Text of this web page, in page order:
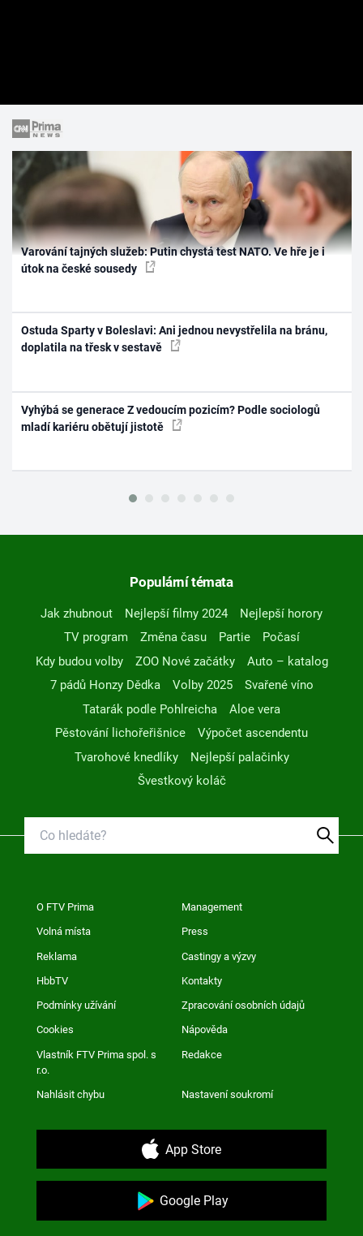
Varování tajných služeb: Putin chystá test NATO. Ve hře je i
útok na české sousedy
Ostuda Sparty v Boleslavi: Ani jednou nevystřelila na bránu,
doplatila na třesk v sestavě
Vyhýbá se generace Z vedoucím pozicím? Podle sociologů
mladí kariéru obětují jistotě
Populární témata
Jak zhubnout Nejlepší filmy 2024
Nejlepší horory
TV program
Změna času Partie
Počasí
Kdy budou volby
ZOO Nové začátky
Auto – katalog
7 pádů Honzy Dědka
Volby 2025
Svařené víno
Tatarák podle Pohlreicha
Aloe vera
Pěstování lichořeřišnice
Výpočet ascendentu
Tvarohové knedlíky
Nejlepší palačinky
Švestkový koláč
O FTV Prima Management
Volná místa Press
Reklama Castingy a výzvy
HbbTV Kontakty
Podmínky užívání Zpracování osobních údajů
Cookies Nápověda
Vlastník FTV Prima spol. s
r.o.
Redakce
Nahlásit chybu Nastavení soukromí
App Store
Google Play